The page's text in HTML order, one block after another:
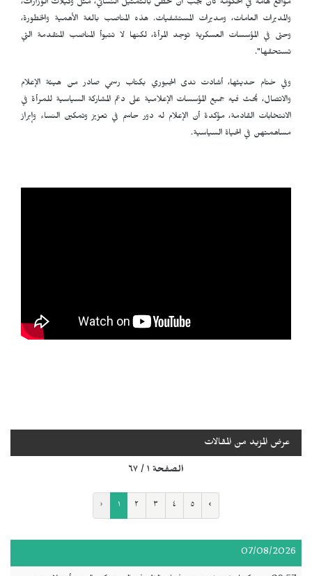
مواقع هامة في الحكومة كان يجب أن تحظى بالتمثيل النسائي، مثل وكيلات الوزارات،
والمديرات العامات، ومديرات المستشفيات. هذه المناصب بالغة الأهمية والخطورة،
وحتى في المؤسسات العسكرية توجد المرأة، لكنها لا تتبوأ المناصب المتقدمة التي
تستحقها".
وفي ختام حديثها، أشادت ندى الجبوري بكتاب رسمي صادر من هيئة الإعلام
والاتصال، يُحث فيه جميع المؤسسات الإعلامية على دعم المشاركة السياسية للمرأة في
الانتخابات القادمة، مؤكدة أن الإعلام له دور حاسم في تعزيز وتمكين النساء وإبراز
مساهمتهن في الحياة السياسية.
عرض المزيد من المقالات
الصفحة ١ / ٦٧
‹ ١ ٢ ٣ ٤ ٥ ›
07/08/2026